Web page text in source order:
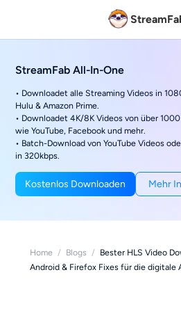
StreamFab All-In-One
• Downloadet alle Streaming Videos in
Hulu & Amazon Prime.
• Downloadet 4K/8K Videos von über
wie YouTube, Facebook und mehr.
• Batch-Download von YouTube Videos
in 320kbps.
Kostenlos Downloaden Mehr
Home / Blogs / Bester HLS Video
Android & Firefox Fixes für die digitale